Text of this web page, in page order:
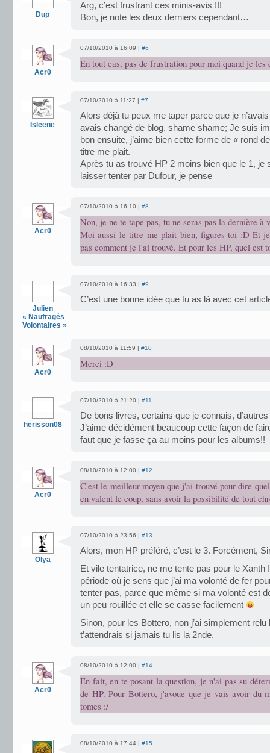
Dup
Arg, c’est frustrant ces minis-avis !!!
Bon, je note les deux derniers cependant…
Acr0
07/10/2010 à 16:09 | #6
En tout cas, pas de frustration pour moi quand je les
Isleene
07/10/2010 à 11:27 | #7
Alors déjà tu peux me taper parce que je
avais changé de blog. shame shame; Je suis
bon ensuite, j’aime bien cette forme de « rond
titre me plait.
Après tu as trouvé HP 2 moins bien que le 1, je
laisser tenter par Dufour, je pense
Acr0
07/10/2010 à 16:10 | #8
Non, je ne te tape pas, tu ne seras pas la dernière à
Moi aussi le titre me plait bien, figures-toi :D Et
pas comment je l'ai trouvé. Et pour les HP, quel est
Julien
« Naufragés
Volontaires »
07/10/2010 à 16:33 | #9
C’est une bonne idée que tu as là avec cet
Acr0
08/10/2010 à 11:59 | #10
Merci :D
herisson08
07/10/2010 à 21:20 | #11
De bons livres, certains que je connais,
J’aime décidément beaucoup cette façon de
faut que je fasse ça au moins pour les albums!!
Acr0
08/10/2010 à 12:00 | #12
C'est le meilleur moyen que j'ai trouvé pour dire
en valent le coup, sans avoir la possibilité de tout
Olya
07/10/2010 à 23:56 | #13
Alors, mon HP préféré, c’est le 3. Forcément,
Et vile tentatrice, ne me tente pas pour le
période où je sens que j’ai ma volonté de fer
tenter pas, parce que même si ma volonté est
un peu rouillée et elle se casse facilement
Sinon, pour les Bottero, non j’ai simplement
t’attendrais si jamais tu lis la 2nde.
Acr0
08/10/2010 à 12:00 | #14
En fait, en te posant la question, je n'ai pas su
de HP. Pour Bottero, j'avoue que je vais avoir du
tomes :/
08/10/2010 à 17:44 | #15